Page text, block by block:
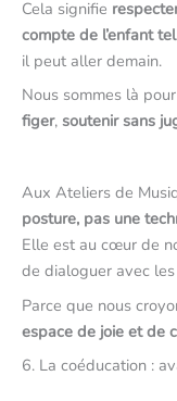
Cela signifie
compte de l’enfant
il peut aller demain.
Nous sommes là pour
figer, soutenir sans
Aux Ateliers de
posture, pas une
Elle est au cœur de
de dialoguer avec
Parce que nous
espace de joie et de
6. La coéducation :